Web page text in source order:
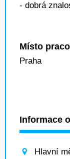
- dobrá
Místo
Praha
Informace
Hlavní